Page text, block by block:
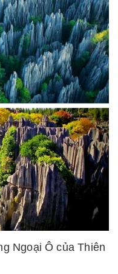
Ngoại Ô của Thiên